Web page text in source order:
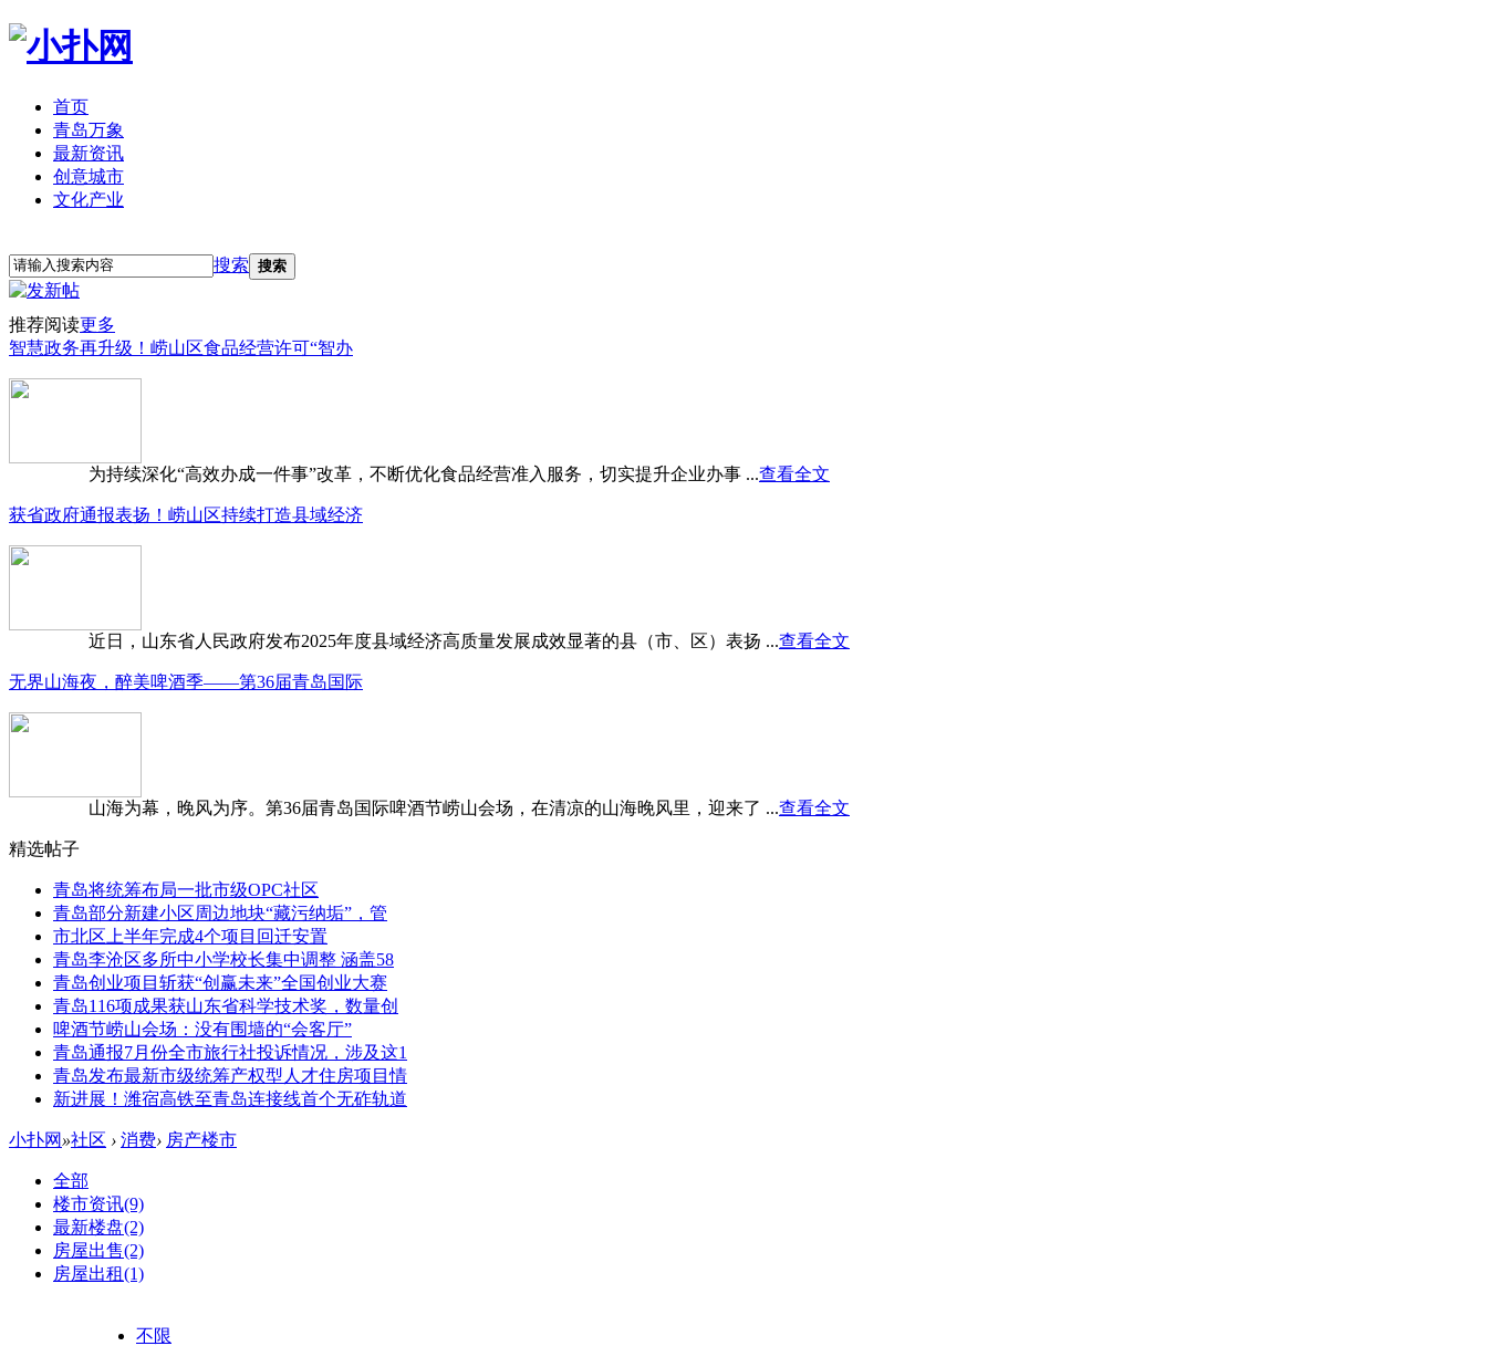
首页
青岛万象
最新资讯
创意城市
文化产业
搜索 搜索
推荐阅读更多
智慧政务再升级！崂山区食品经营许可“智办
为持续深化“高效办成一件事”改革，不断优化食品经营准入服务，切实提升企业办事 ...查看全文
获省政府通报表扬！崂山区持续打造县域经济
近日，山东省人民政府发布2025年度县域经济高质量发展成效显著的县（市、区）表扬 ...查看全文
无界山海夜，醉美啤酒季——第36届青岛国际
山海为幕，晚风为序。第36届青岛国际啤酒节崂山会场，在清凉的山海晚风里，迎来了 ...查看全文
精选帖子
青岛将统筹布局一批市级OPC社区
青岛部分新建小区周边地块“藏污纳垢”，管
市北区上半年完成4个项目回迁安置
青岛李沧区多所中小学校长集中调整 涵盖58
青岛创业项目斩获“创赢未来”全国创业大赛
青岛116项成果获山东省科学技术奖，数量创
啤酒节崂山会场：没有围墙的“会客厅”
青岛通报7月份全市旅行社投诉情况，涉及这1
青岛发布最新市级统筹产权型人才住房项目情
新进展！潍宿高铁至青岛连接线首个无砟轨道
小扑网 »社区 › 消费› 房产楼市
全部
楼市资讯(9)
最新楼盘(2)
房屋出售(2)
房屋出租(1)
不限